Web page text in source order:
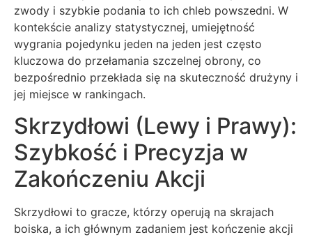
zwody i szybkie podania to ich chleb powszedni. W
kontekście analizy statystycznej, umiejętność
wygrania pojedynku jeden na jeden jest często
kluczowa do przełamania szczelnej obrony, co
bezpośrednio przekłada się na skuteczność drużyny i
jej miejsce w rankingach.
Skrzydłowi (Lewy i Prawy):
Szybkość i Precyzja w
Zakończeniu Akcji
Skrzydłowi to gracze, którzy operują na skrajach
boiska, a ich głównym zadaniem jest kończenie akcji